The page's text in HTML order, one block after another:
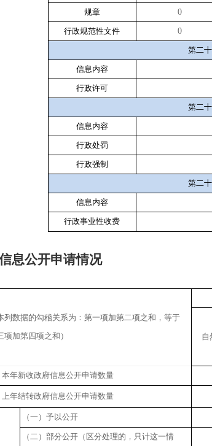
规章 0
行政规范性文件 0
第二
信息内容
行政许可
第二
信息内容
行政处罚
行政强制
第二
信息内容
行政事业性收费
息公开申请情况
列数据的勾稽关系为：第一项加第二项之和，等于
项加第四项之和）
自
本年新收政府信息公开申请数量
上年结转政府信息公开申请数量
（一）予以公开
（二）部分公开 （区分处理的，只计这一情